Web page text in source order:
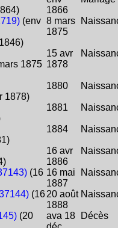
1866
(env 8 mars
1875
1875
15 avr
1878
1878)
1880
1881
1884
16 avr
1886
(16 16 mai
1887
(1620 août
1888
(20
ava 18
Décès